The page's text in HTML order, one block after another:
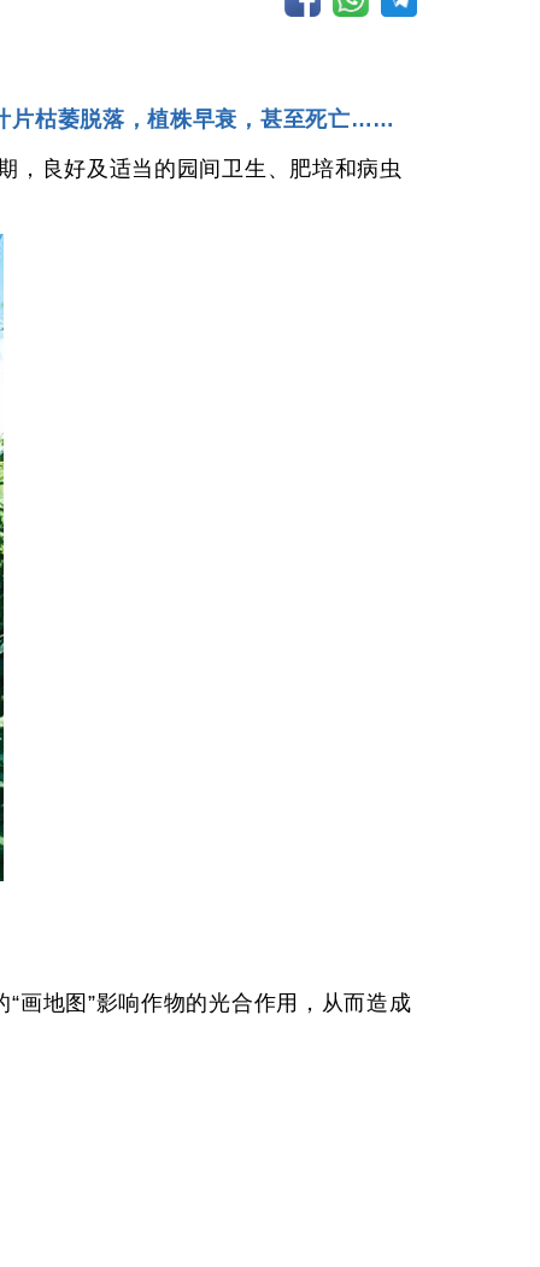
片枯萎脱落，植株早衰，甚至死亡……
，良好及适当的园间卫生、肥培和病虫
画地图”影响作物的光合作用，从而造成